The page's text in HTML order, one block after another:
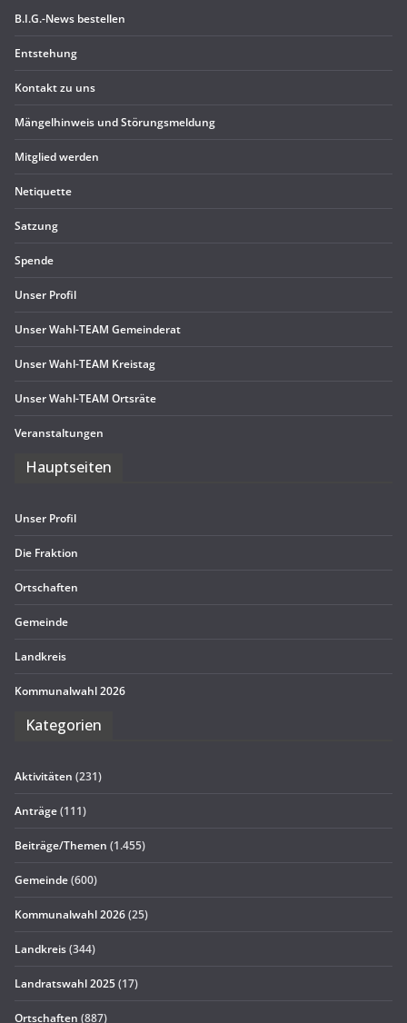
B.I.G.-News bestel­len
Ent­ste­hung
Kon­takt zu uns
Män­gel­hin­weis und Störungsmeldung
Mit­glied werden
Neti­quette
Sat­zung
Spende
Unser Pro­fil
Unser Wahl-TEAM Gemeinderat
Unser Wahl-TEAM Kreistag
Unser Wahl-TEAM Ortsräte
Ver­an­stal­tun­gen
Haupt­sei­ten
Unser Pro­fil
Die Frak­tion
Ort­schaf­ten
Gemeinde
Land­kreis
Kom­mu­nal­wahl 2026
Kate­go­rien
Aktivitäten (231)
Anträge(111)
Beiträge/Themen (1.455)
Gemeinde(600)
Kommunalwahl 2026(25)
Landkreis(344)
Landratswahl 2025(17)
Ortschaften (887)